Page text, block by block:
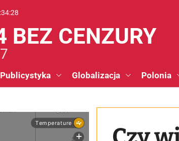
:34:28
BEZ CENZURY
Publicystyka Globalizacja Polonia